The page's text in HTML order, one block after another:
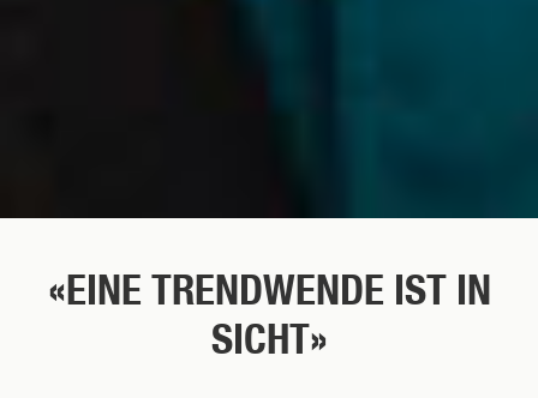
«EINE TRENDWENDE IST IN
SICHT»